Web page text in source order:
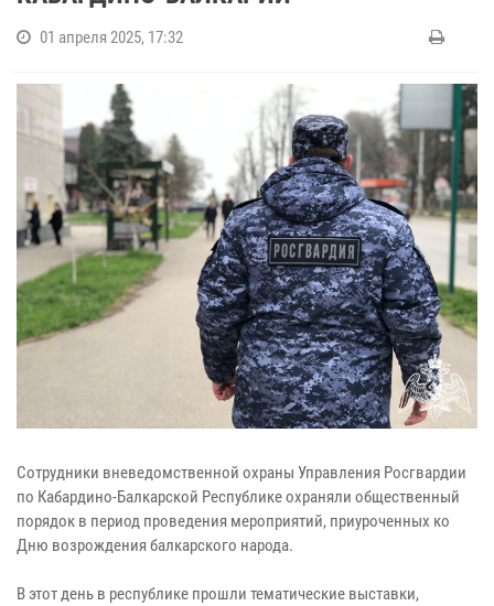
01 апреля 2025, 17:32
Сотрудники вневедомственной охраны Управления Росгвардии
по Кабардино-Балкарской Республике охраняли общественный
порядок в период проведения мероприятий, приуроченных ко
Дню возрождения балкарского народа.
В этот день в республике прошли тематические выставки,